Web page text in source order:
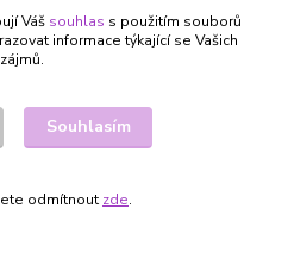
Váš souhlas s použitím souborů
informace týkající se Vašich
zájmů.
Souhlasím
odmítnout zde.